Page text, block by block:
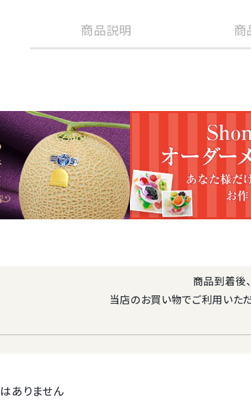
商品説明 商
お彼岸・お供え・お礼・法事・お祝い・内祝い・
商品内容
りんごや柑橘など旬の特選
(時期や種類により4～8種)
発送時期
一年を通してご利用いた
箱の大きさ：直径約29cm
フルーツの
商品到着後
当店のお買い物でご利用いた
ありません